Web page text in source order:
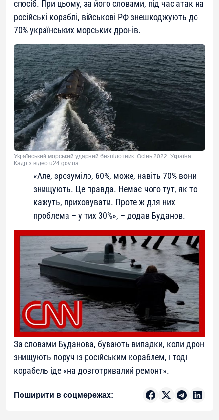
спосіб. При цьому, за його словами, під час атак на
російські кораблі, військові РФ знешкоджують до
70% українських морських дронів.
Український морський ударний безпілотник. Осінь 2022. Україна.
Кадр з відео u24.gov.ua
«Але, зрозуміло, 60%, може, навіть 70% вони
знищують. Це правда. Немає чого тут, як то
кажуть, приховувати. Проте ж для них
проблема – у тих 30%», – додав Буданов.
За словами Буданова, бувають випадки, коли дрон
знищують поруч із російським кораблем, і тоді
корабель іде «на довготривалий ремонт».
Поширити в соцмережах: